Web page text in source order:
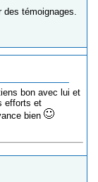
des témoignages.
bon avec lui et
efforts et
bien